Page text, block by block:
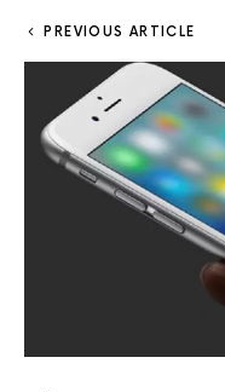
PREVIOUS ARTICLE